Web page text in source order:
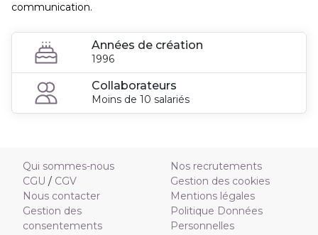
communication.
Années de création
1996
Collaborateurs
Moins de 10 salariés
Qui sommes-nous
CGU / CGV
Nous contacter
Gestion des
consentements
Nos recrutements
Gestion des cookies
Mentions légales
Politique Données
Personnelles